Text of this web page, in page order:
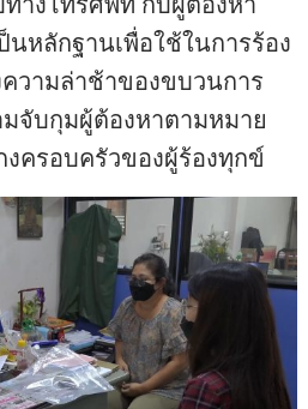
หลักฐานเพื่อใช้ในการร้อง
วามล่าช้าของขบวนการ
จับกุมผู้ต้องหาตามหมาย
ครอบครัวของผู้ร้องทุกข์